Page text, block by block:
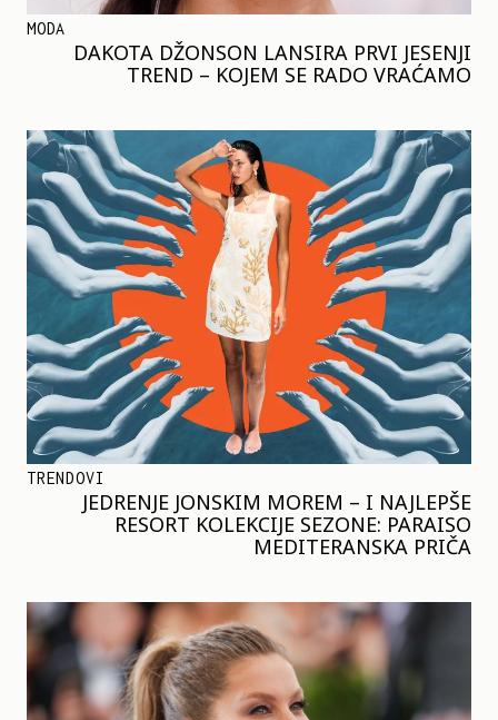
MODA
DAKOTA DŽONSON LANSIRA PRVI JESENJI
TREND – KOJEM SE RADO VRAĆAMO
TRENDOVI
JEDRENJE JONSKIM MOREM – I NAJLEPŠE
RESORT KOLEKCIJE SEZONE: PARAISO
MEDITERANSKA PRIČA